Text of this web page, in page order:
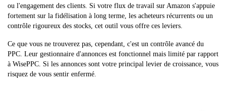
ou l'engagement des clients. Si votre flux de travail sur Amazon s'appuie
fortement sur la fidélisation à long terme, les acheteurs récurrents ou un
contrôle rigoureux des stocks, cet outil vous offre ces leviers.
Ce que vous ne trouverez pas, cependant, c'est un contrôle avancé du
PPC. Leur gestionnaire d'annonces est fonctionnel mais limité par rapport
à WisePPC. Si les annonces sont votre principal levier de croissance, vous
risquez de vous sentir enfermé.